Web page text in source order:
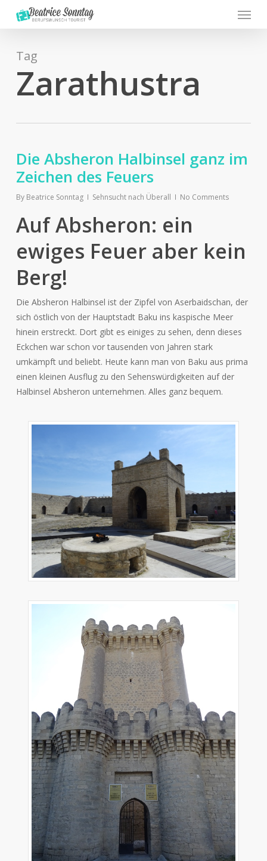
content
Menu
Tag
Zarathustra
Die Absheron Halbinsel ganz im
Zeichen des Feuers
By Beatrice Sonntag Sehnsucht nach Überall No Comments
Auf Absheron: ein
ewiges Feuer aber kein
Berg!
Die Absheron Halbinsel ist der Zipfel von Aserbaidschan, der
sich östlich von der Hauptstadt Baku ins kaspische Meer
hinein erstreckt. Dort gibt es einiges zu sehen, denn dieses
Eckchen war schon vor tausenden von Jahren stark
umkämpft und beliebt. Heute kann man von Baku aus prima
einen kleinen Ausflug zu den Sehenswürdigkeiten auf der
Halbinsel Absheron unternehmen. Alles ganz bequem.